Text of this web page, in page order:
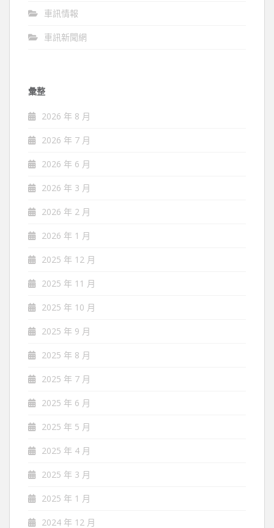
車訊情報
車訊新聞網
彙整
2026 年 8 月
2026 年 7 月
2026 年 6 月
2026 年 3 月
2026 年 2 月
2026 年 1 月
2025 年 12 月
2025 年 11 月
2025 年 10 月
2025 年 9 月
2025 年 8 月
2025 年 7 月
2025 年 6 月
2025 年 5 月
2025 年 4 月
2025 年 3 月
2025 年 1 月
2024 年 12 月